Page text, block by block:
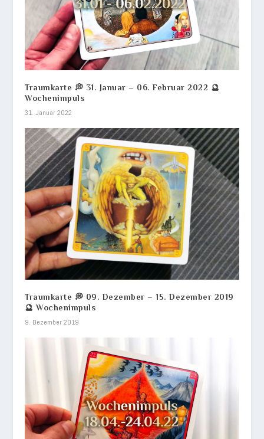
Traumkarte 💭 31. Januar – 06. Februar 2022 🔮
Wochenimpuls
31. Januar 2022
Traumkarte 💭 09. Dezember – 15. Dezember 2019
🔮 Wochenimpuls
9. Dezember 2019